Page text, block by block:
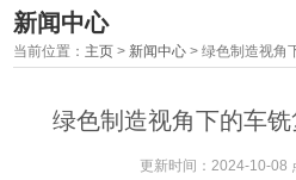
新闻中心
当前位置： 主页 > 新闻中心 > 绿色制造视角
绿色制造视角下的车
更新时间：2024-10-08